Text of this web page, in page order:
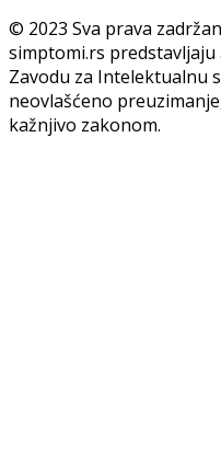
© 2023 Sva prava
simptomi.rs
Zavodu za Intelektualnu
neovlašćeno
kažnjivo zakonom.